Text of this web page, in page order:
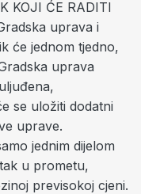
KOJI ĆE RADITI
uprava i
će jednom tjedno,
uprava
se uložiti dodatni
uprave.
jednim dijelom
u prometu,
previsokoj cjeni.